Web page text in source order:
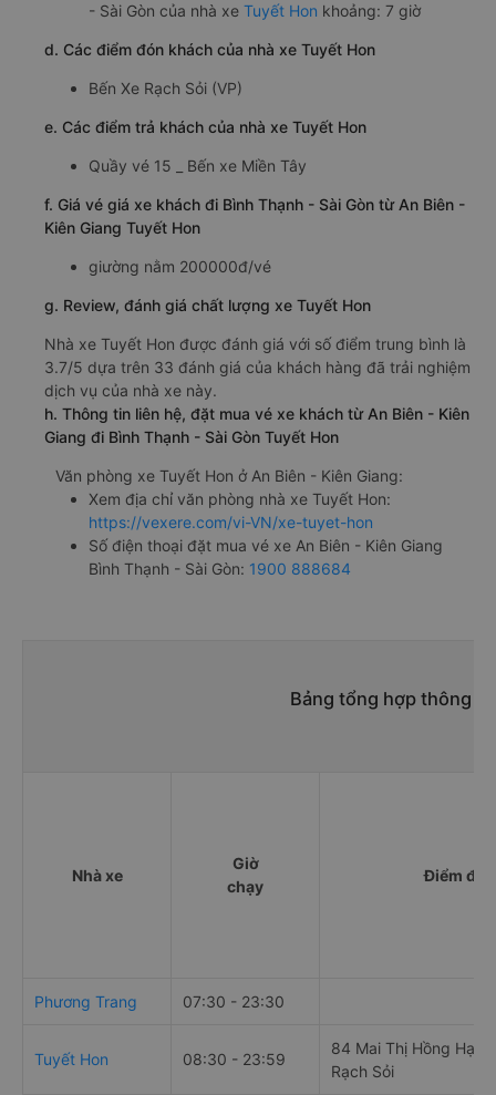
- Sài Gòn của nhà xe Tuyết Hon khoảng: 7 giờ
d. Các điểm đón khách của nhà xe Tuyết Hon
Bến Xe Rạch Sỏi (VP)
e. Các điểm trả khách của nhà xe Tuyết Hon
Quầy vé 15 _ Bến xe Miền Tây
f. Giá vé giá xe khách đi Bình Thạnh - Sài Gòn từ An Biên -
Kiên Giang Tuyết Hon
giường nằm 200000đ/vé
g. Review, đánh giá chất lượng xe Tuyết Hon
Nhà xe Tuyết Hon được đánh giá với số điểm trung bình là
3.7/5 dựa trên 33 đánh giá của khách hàng đã trải nghiệm
dịch vụ của nhà xe này.
h. Thông tin liên hệ, đặt mua vé xe khách từ An Biên - Kiên
Giang đi Bình Thạnh - Sài Gòn Tuyết Hon
Văn phòng xe Tuyết Hon ở An Biên - Kiên Giang:
Xem địa chỉ văn phòng nhà xe Tuyết Hon:
https://vexere.com/vi-VN/xe-tuyet-hon
Số điện thoại đặt mua vé xe An Biên - Kiên Giang
Bình Thạnh - Sài Gòn: 1900 888684
Bảng tổng hợp thông
Nhà xe
Giờ
chạy
Điểm đi
Phương Trang 07:30 - 23:30
Tuyết Hon 08:30 - 23:59
84 Mai Thị Hồng
Rạch Sỏi